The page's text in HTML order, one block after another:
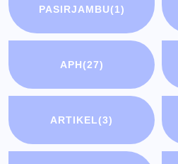
PASIRJAMBU(1)
APH(27)
ARTIKEL(3)